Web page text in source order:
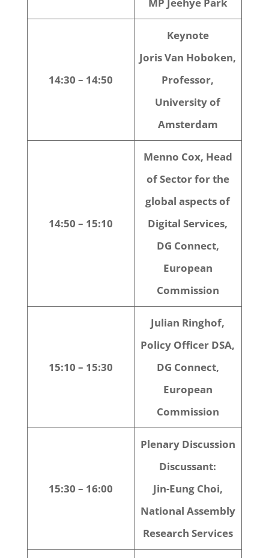
14:30 – 14:50
Keynote
Joris Van Hoboken,
Professor,
University of
Amsterdam
14:50 – 15:10
Menno Cox, Head
of Sector for the
global aspects of
Digital Services,
DG Connect,
European
Commission
15:10 – 15:30
Julian Ringhof,
Policy Officer DSA,
DG Connect,
European
Commission
15:30 – 16:00
Plenary Discussion
Discussant:
Jin-Eung Choi,
National Assembly
Research Services